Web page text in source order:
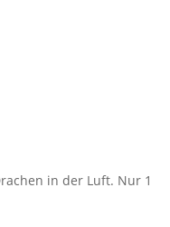
in der Luft. Nur 1